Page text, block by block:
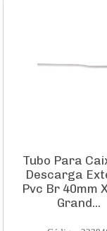
Tubo Para
Descarga
Pvc Br 40mm
Grand...